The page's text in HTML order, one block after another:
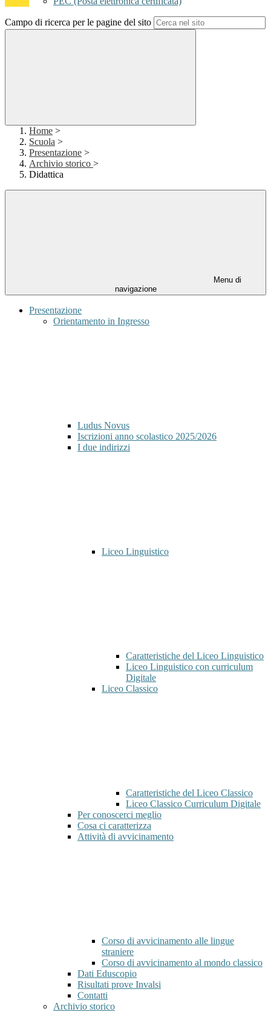
Campo di ricerca per le pagine del sito
Home >
Scuola >
Presentazione >
Archivio storico >
Didattica
Menu di
navigazione
Presentazione
Orientamento in Ingresso
Ludus Novus
Iscrizioni anno scolastico 2025/2026
I due indirizzi
Liceo Linguistico
Caratteristiche del Liceo Linguistico
Liceo Linguistico con curriculum
Digitale
Liceo Classico
Caratteristiche del Liceo Classico
Liceo Classico Curriculum Digitale
Per conoscerci meglio
Cosa ci caratterizza
Attività di avvicinamento
Corso di avvicinamento alle lingue
straniere
Corso di avvicinamento al mondo classico
Dati Eduscopio
Risultati prove Invalsi
Contatti
Archivio storico